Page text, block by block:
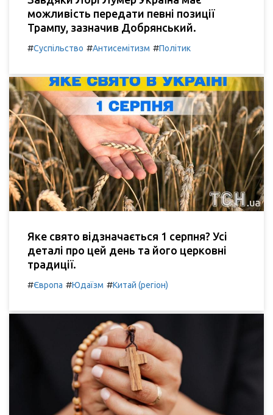
можливість передати певні позиції
Трампу, зазначив Добрянський.
#Суспільство #Антисемітизм #Політик
Яке свято відзначається 1 серпня? Усі
деталі про цей день та його церковні
традиції.
#Європа #Юдаїзм #Китай (регіон)